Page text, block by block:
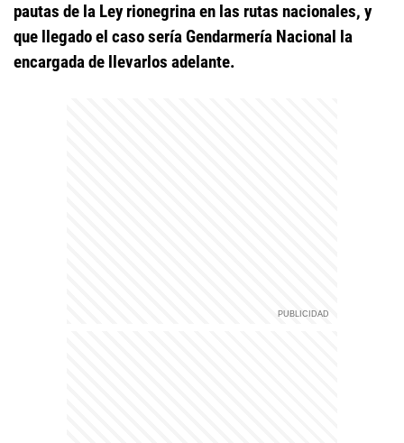
pautas de la Ley rionegrina en las rutas nacionales, y
que llegado el caso sería Gendarmería Nacional la
encargada de llevarlos adelante.